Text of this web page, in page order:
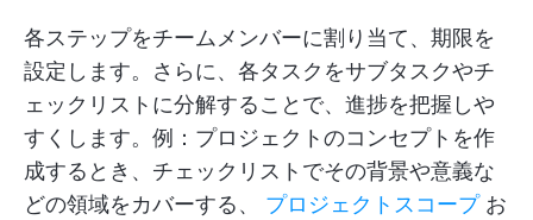
各ステップをチームメンバーに割り当て、期限を
設定します。さらに、各タスクをサブタスクやチ
ェックリストに分解することで、進捗を把握しや
すくします。例：プロジェクトのコンセプトを作
成するとき、チェックリストでその背景や意義な
どの領域をカバーする、 プロジェクトスコープお